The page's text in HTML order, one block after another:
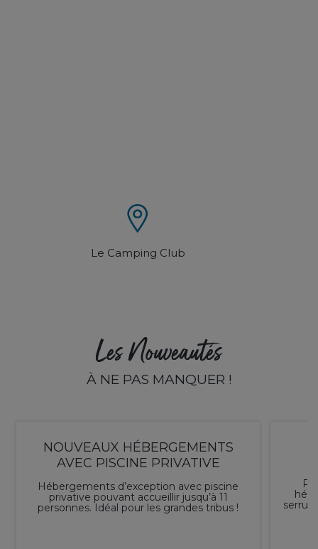
Le Camping Club
Les Nouveautés
À NE PAS MANQUER !
NOUVEAUX HÉBERGEMENTS
AVEC PISCINE PRIVATIVE
Hébergements d’exception avec piscine
privative pouvant accueillir jusqu’à 11
personnes. Idéal pour les grandes tribus !